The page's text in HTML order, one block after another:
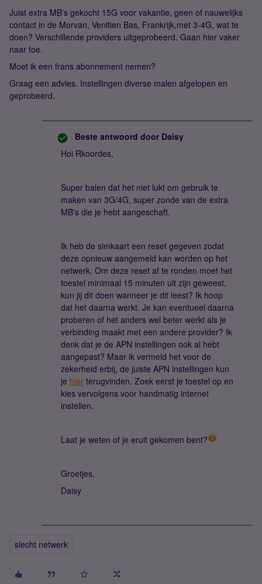
Juist extra MB's gekocht 15G voor vakantie, geen of nauwelijks
contact in de Morvan, Venitien Bas, Frankrijk,met 3-4G, wat te
doen? Verschillende providers uitgeprobeerd. Gaan hier vaker
naar toe.
Moet ik een frans abonnement nemen?
Graag een advies. Instellingen diverse malen afgelopen en
geprobeerd.
Beste antwoord door Daisy
Hoi Rkoordes,
Super balen dat het niet lukt om gebruik te
maken van 3G/4G, super zonde van de extra
MB's die je hebt aangeschaft.
Ik heb de simkaart een reset gegeven zodat
deze opnieuw aangemeld kan worden op het
netwerk. Om deze reset af te ronden moet het
toestel minimaal 15 minuten uit zijn geweest,
kun jij dit doen wanneer je dit leest? Ik hoop
dat het daarna werkt. Je kan eventueel daarna
proberen of het anders wel beter werkt als je
verbinding maakt met een andere provider? Ik
denk dat je de APN instellingen ook al hebt
aangepast? Maar ik vermeld het voor de
zekerheid erbij, de juiste APN instellingen kun
je hier terugvinden. Zoek eerst je toestel op en
kies vervolgens voor handmatig internet
instellen.
Laat je weten of je eruit gekomen bent?
Groetjes,
Daisy
slecht netwerk